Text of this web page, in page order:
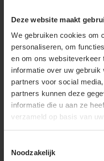
Deze website maakt
We gebruiken cookies om
personaliseren, om
en om ons websiteverkeer
informatie over uw
partners voor social
partners kunnen deze
informatie die u aan ze
verzameld op basis van
Noodzakelijk
+31(0)418 511 972
Schrijf je in
nieuws &
Abonneer